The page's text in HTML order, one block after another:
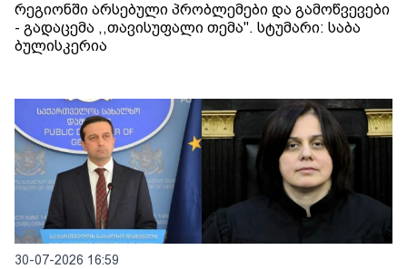
რეგიონში არსებული პრობლემები და გამოწვევები
- გადაცემა ,,თავისუფალი თემა". სტუმარი: საბა
ბულისკერია
30-07-2026 16:59